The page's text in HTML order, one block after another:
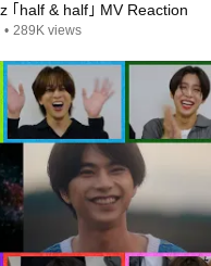
｢half & half｣ MV Reaction
• 289K views